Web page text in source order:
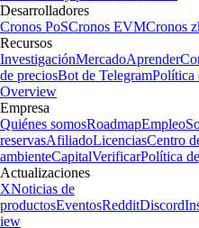
Desarrolladores
Cronos PoSCronos EVMCronos
Recursos
InvestigaciónMercadoAprender
de preciosBot de TelegramPolítica
Overview
Empresa
Quiénes somosRoadmapEmpleo
reservasAfiliadoLicenciasCentro
ambienteCapitalVerificarPolítica
Actualizaciones
XNoticias de
productosEventosRedditDiscord
iew